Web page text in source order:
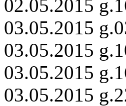
02.05.2015
03.05.2015
03.05.2015
03.05.2015
03.05.2015